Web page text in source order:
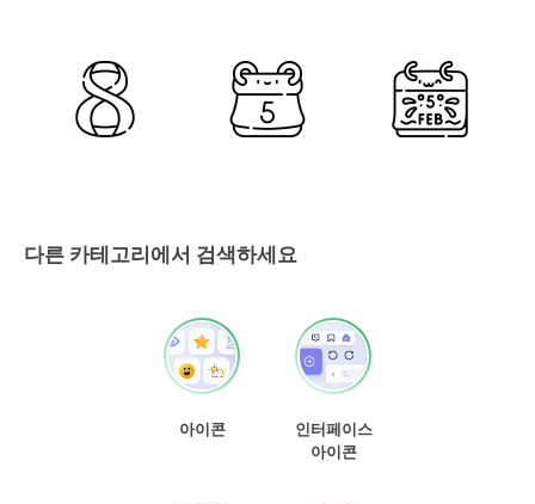
다른 카테고리에서 검색하세요
아이콘
인터페이스
아이콘